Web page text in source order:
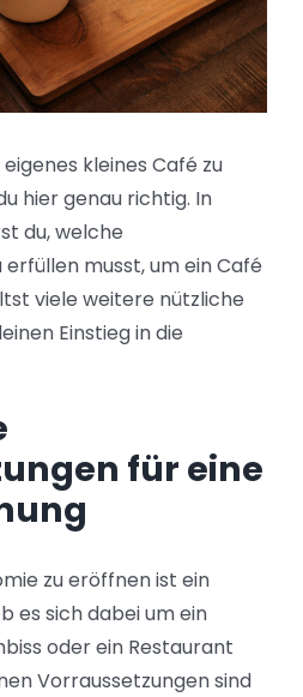
kleines Café zu
hier genau richtig. In
du, welche
musst, um ein Café
viele weitere nützliche
Einstieg in die
für eine
zu eröffnen ist ein
es sich dabei um ein
oder ein Restaurant
Vorraussetzungen sind